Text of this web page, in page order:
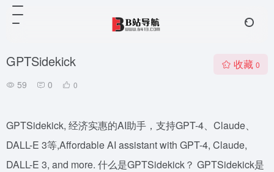
GPTSidekick
59 0 0
收藏 0
GPTSidekick, 经济实惠的AI助手，支持GPT-4、Claude、
DALL-E 3等,Affordable AI assistant with GPT-4, Claude,
DALL-E 3, and more. 什么是GPTSidekick？ GPTSidekick是